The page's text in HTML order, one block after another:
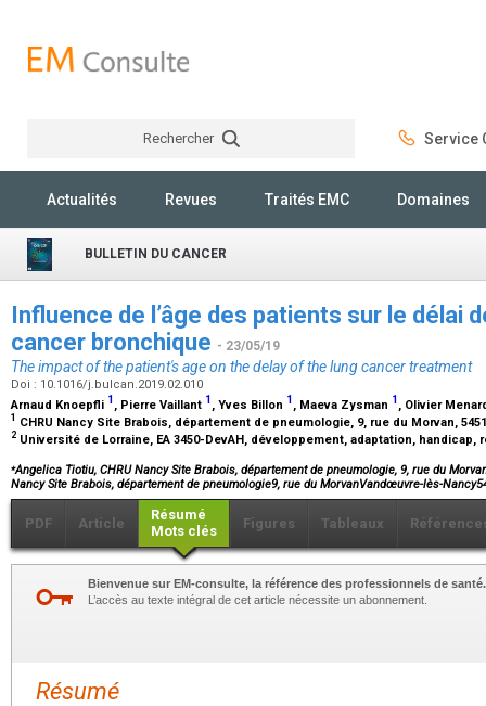
Rechercher Service
Actualités Revues Traités EMC Domaines
BULLETIN DU CANCER
Influence de l’âge des patients sur le délai
cancer bronchique - 23/05/19
The impact of the patient's age on the delay of the lung cancer treatment
Doi : 10.1016/j.bulcan.2019.02.010
Arnaud Knoepfli 1 , Pierre Vaillant 1 , Yves Billon 1 , Maeva Zysman 1 , Olivier
1 CHRU Nancy Site Brabois, département de pneumologie, 9, rue du Morvan,
2 Université de Lorraine, EA 3450-DevAH, développement, adaptation,
⁎Angelica Tiotiu, CHRU Nancy Site Brabois, département de pneumologie, 9, rue du
Nancy Site Brabois, département de pneumologie9, rue du MorvanVandœuvre-lès-
PDF Article
Résumé
Mots clés
Figures Tableaux
Bienvenue sur EM-consulte, la référence des professionnels de santé.
L’accès au texte intégral de cet article nécessite un abonnement.
Résumé